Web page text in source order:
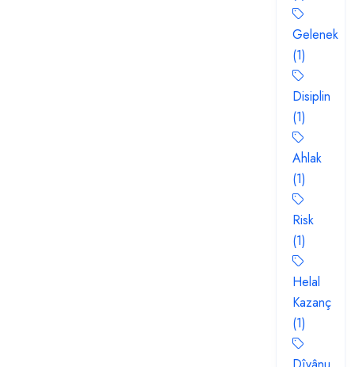
Gelenek
(1)
Disiplin
(1)
Ahlak
(1)
Risk
(1)
Helal
Kazanç
(1)